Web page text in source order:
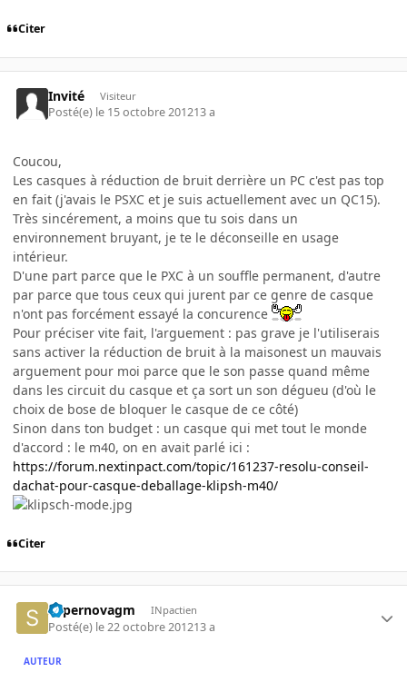
Citer
Invité Visiteur
Posté(e) le 15 octobre 201213 a
Coucou,
Les casques à réduction de bruit derrière un PC c'est pas top
en fait (j'avais le PSXC et je suis actuellement avec un QC15).
Très sincérement, a moins que tu sois dans un
environnement bruyant, je te le déconseille en usage
intérieur.
D'une part parce que le PXC à un souffle permanent, d'autre
par parce que tous ceux qui jurent par ce genre de casque
n'ont pas forcément essayé la concurence
Pour préciser vite fait, l'arguement : pas grave je l'utiliserais
sans activer la réduction de bruit à la maisonest un mauvais
arguement pour moi parce que le son passe quand même
dans les circuit du casque et ça sort un son dégueu (d'où le
choix de bose de bloquer le casque de ce côté)
Sinon dans ton budget : un casque qui met tout le monde
d'accord : le m40, on en avait parlé ici :
https://forum.nextinpact.com/topic/161237-resolu-conseil-
dachat-pour-casque-deballage-klipsh-m40/
Citer
supernovagm INpactien
Posté(e) le 22 octobre 201213 a
AUTEUR